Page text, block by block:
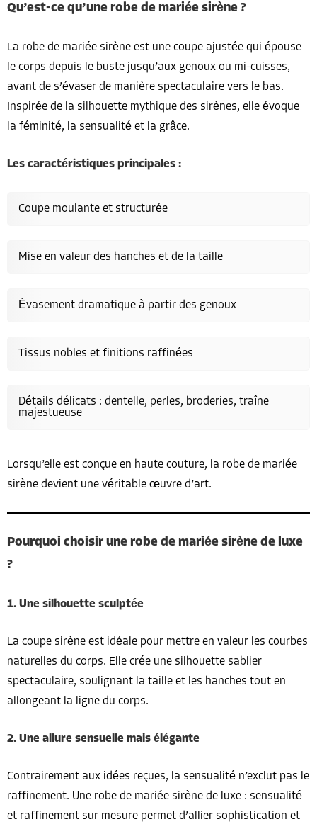
Qu’est-ce qu’une robe de mariée sirène ?
La robe de mariée sirène est une coupe ajustée qui épouse
le corps depuis le buste jusqu’aux genoux ou mi-cuisses,
avant de s’évaser de manière spectaculaire vers le bas.
Inspirée de la silhouette mythique des sirènes, elle évoque
la féminité, la sensualité et la grâce.
Les caractéristiques principales :
Coupe moulante et structurée
Mise en valeur des hanches et de la taille
Évasement dramatique à partir des genoux
Tissus nobles et finitions raffinées
Détails délicats : dentelle, perles, broderies, traîne
majestueuse
Lorsqu’elle est conçue en haute couture, la robe de mariée
sirène devient une véritable œuvre d’art.
Pourquoi choisir une robe de mariée sirène de luxe
?
1. Une silhouette sculptée
La coupe sirène est idéale pour mettre en valeur les courbes
naturelles du corps. Elle crée une silhouette sablier
spectaculaire, soulignant la taille et les hanches tout en
allongeant la ligne du corps.
2. Une allure sensuelle mais élégante
Contrairement aux idées reçues, la sensualité n’exclut pas le
raffinement. Une robe de mariée sirène de luxe : sensualité
et raffinement sur mesure permet d’allier sophistication et